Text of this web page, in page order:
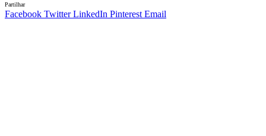
Partilhar
Facebook Twitter LinkedIn Pinterest Email